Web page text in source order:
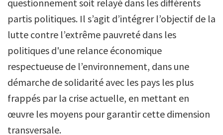
questionnement soit relayé dans les différents
partis politiques. Il s’agit d’intégrer l’objectif de la
lutte contre l’extrême pauvreté dans les
politiques d'une relance économique
respectueuse de l’environnement, dans une
démarche de solidarité avec les pays les plus
frappés par la crise actuelle, en mettant en
œuvre les moyens pour garantir cette dimension
transversale.